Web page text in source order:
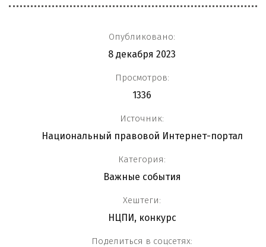
Опубликовано:
8 декабря 2023
Просмотров:
1336
Источник:
Национальный правовой Интернет-портал
Категория:
Важные события
Хештеги:
НЦПИ, конкурс
Поделиться в соцсетях: